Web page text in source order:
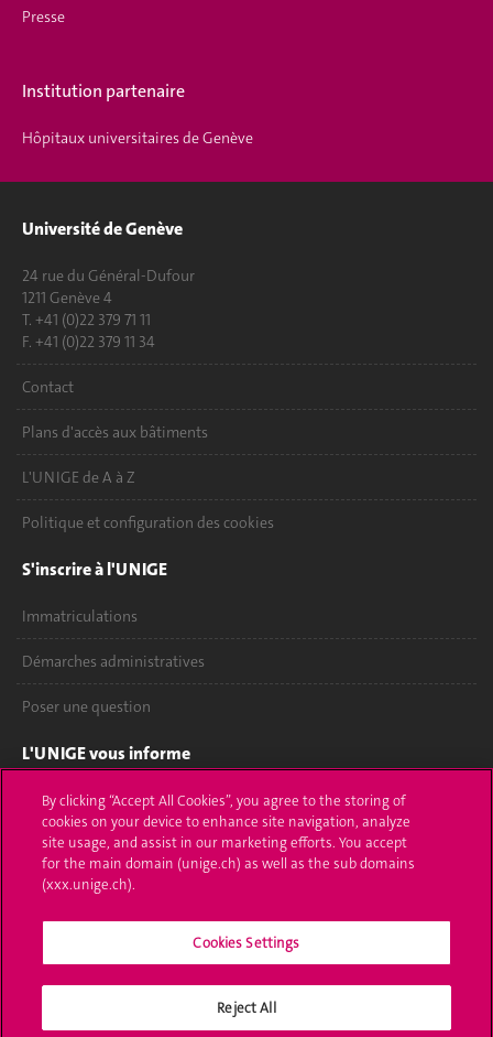
Presse
Institution partenaire
Hôpitaux universitaires de Genève
Université de Genève
24 rue du Général-Dufour
1211 Genève 4
T. +41 (0)22 379 71 11
F. +41 (0)22 379 11 34
Contact
Plans d'accès aux bâtiments
L'UNIGE de A à Z
Politique et configuration des cookies
S'inscrire à l'UNIGE
Immatriculations
Démarches administratives
Poser une question
L'UNIGE vous informe
UNIGE Mobile
Médias
Offres d'emploi
Calendrier académique
Médias sociaux UNIGE
By clicking “Accept All Cookies”, you agree to the storing of
cookies on your device to enhance site navigation, analyze
site usage, and assist in our marketing efforts. You accept
for the main domain (unige.ch) as well as the sub domains
(xxx.unige.ch).
Cookies Settings
Reject All